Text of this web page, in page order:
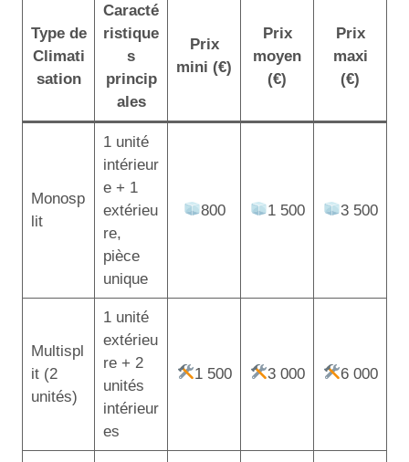
Type de
Climati
sation
Caracté
ristique
s
princip
ales
Prix
mini (€)
Prix
moyen
(€)
Prix
maxi
(€)
Monosp
lit
1 unité
intérieur
e + 1
extérieu
re,
pièce
unique
800 1 500 3 500
Multispl
it (2
unités)
1 unité
extérieu
re + 2
unités
intérieur
es
1 500 3 000 6 000